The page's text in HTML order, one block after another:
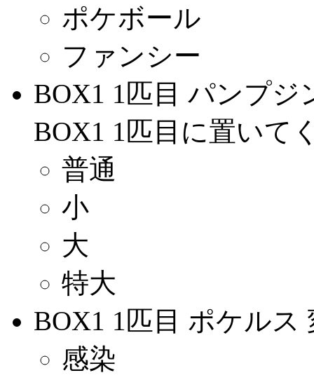
ポケボール
ファンシー
BOX1 1匹目 パンプ
BOX1 1匹目に置いて
普通
小
大
特大
BOX1 1匹目 ポケルス
感染